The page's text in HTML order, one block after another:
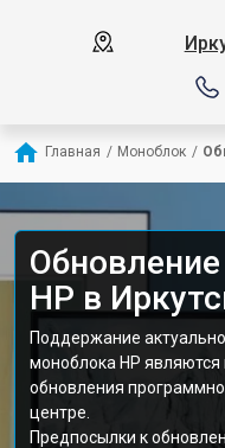
Главная / Моноблок /
HP в
Поддержание
моноблока HP
обновления
центре.
Предпосылки к